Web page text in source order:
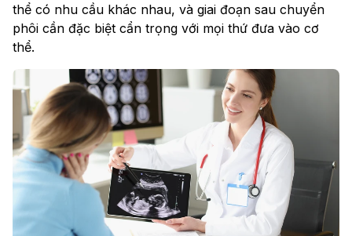
thể có nhu cầu khác nhau, và giai đoạn sau chuyển
phôi cần đặc biệt cẩn trọng với mọi thứ đưa vào cơ
thể.